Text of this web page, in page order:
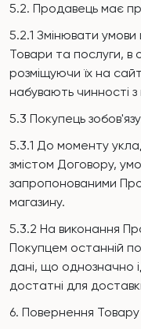
5.2. Продавець має
5.2.1 Змінювати
Товари та послуги, в
розміщуючи їх на
набувають чинності з
5.3 Покупець
5.3.1 До моменту
змістом Договору,
запропонованими
магазину.
5.3.2 На виконання
Покупцем останній
дані, що однозначно
достатні для
6. Повернення Товару